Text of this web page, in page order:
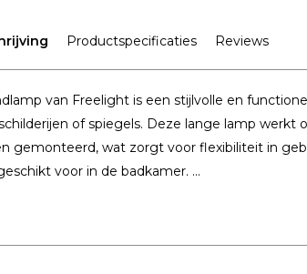
Productspecificaties Reviews
van Freelight is een stijlvolle en
of spiegels. Deze lange lamp werkt
gemonteerd, wat zorgt voor flexibiliteit in
voor in de badkamer. ...